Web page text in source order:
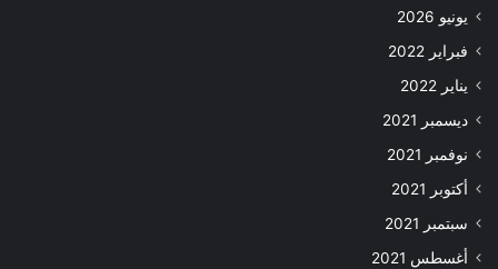
يونيو 2026
فبراير 2022
يناير 2022
ديسمبر 2021
نوفمبر 2021
أكتوبر 2021
سبتمبر 2021
أغسطس 2021